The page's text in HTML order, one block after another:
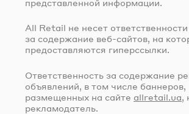
представленной информации.
All Retail не несет ответственности
за содержание веб-сайтов, на
предоставляются гиперссылки.
Ответственность за содержание
объявлений, в том числе баннеров,
размещенных на сайте allretail.ua,
рекламодатель.